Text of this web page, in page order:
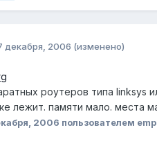
декабря, 2006 (изменено)
роутеров типа linksys
лежит. памяти мало. места
2006 пользователем emp